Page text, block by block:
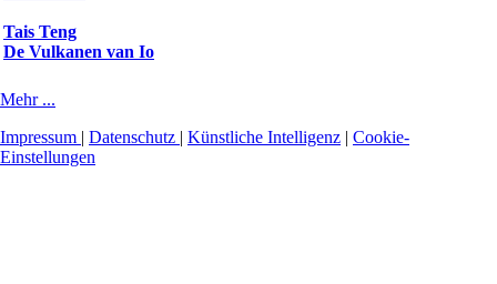
Tais Teng
De Vulkanen van Io
Mehr ...
Impressum | Datenschutz | Künstliche Intelligenz | Cookie-
Einstellungen